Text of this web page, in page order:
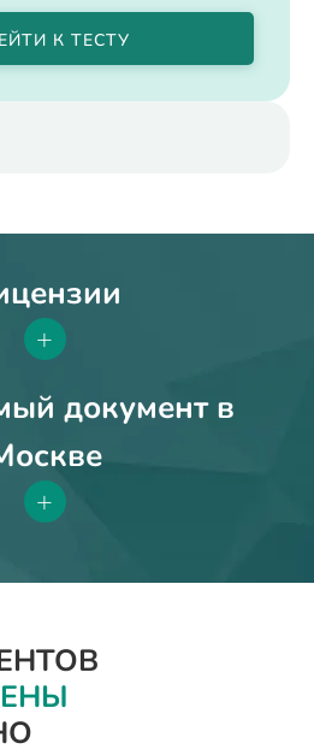
К ТЕСТУ
+
документ в
+